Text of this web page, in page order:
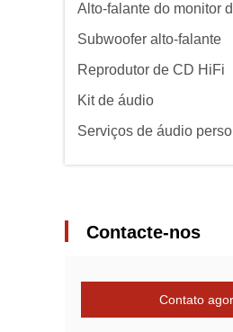
Alto-falante do monitor
Subwoofer alto-falante
Reprodutor de CD HiFi
Kit de áudio
Serviços de áudio
Contacte-nos
Contato